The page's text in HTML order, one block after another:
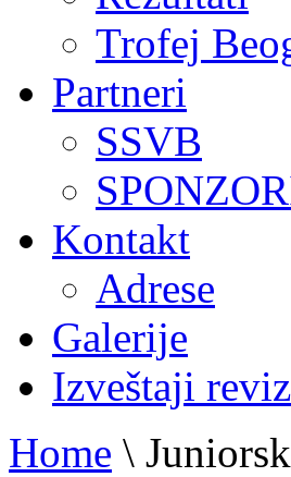
Trofej
Partneri
SSVB
Kontakt
Adrese
Galerije
Izveštaji
Home \